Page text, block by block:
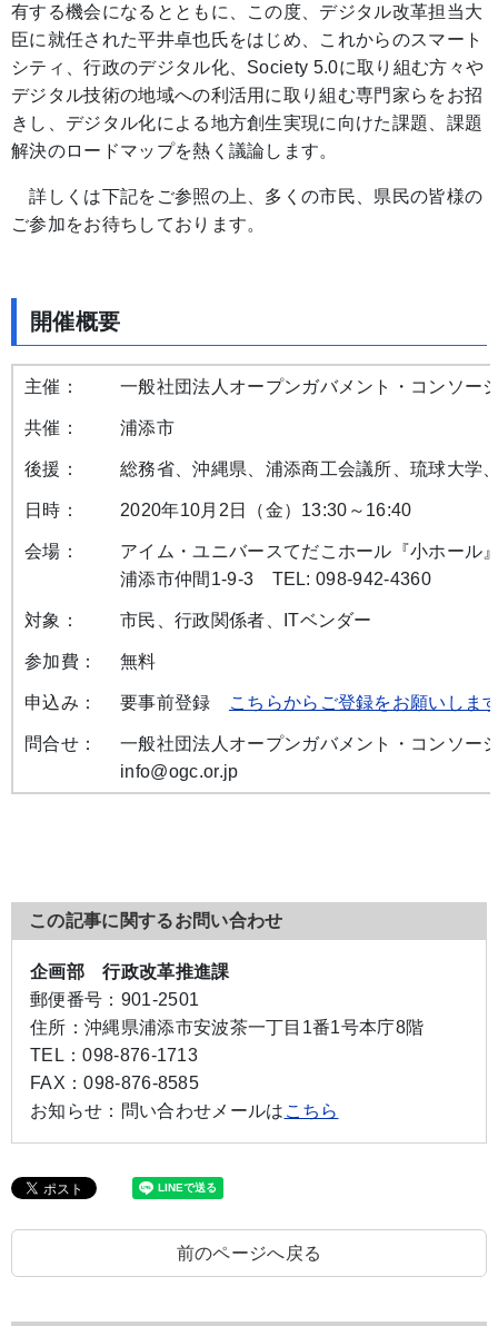
有する機会になるとともに、この度、デジタル改革担当大
臣に就任された平井卓也氏をはじめ、これからのスマート
シティ、行政のデジタル化、Society 5.0に取り組む方々や
デジタル技術の地域への利活用に取り組む専門家らをお招
きし、デジタル化による地方創生実現に向けた課題、課題
解決のロードマップを熱く議論します。
詳しくは下記をご参照の上、多くの市民、県民の皆様の
ご参加をお待ちしております。
開催概要
主催： 一般社団法人オープンガバメント・コンソー
共催： 浦添市
後援： 総務省、沖縄県、浦添商工会議所、琉球大学
日時： 2020年10月2日（金）13:30～16:40
会場：
アイム・ユニバースてだこホール『小ホール
浦添市仲間1-9-3 TEL: 098-942-4360
対象： 市民、行政関係者、ITベンダー
参加費： 無料
申込み： 要事前登録 こちらからご登録をお願いしま
問合せ：
一般社団法人オープンガバメント・コンソー
info@ogc.or.jp
この記事に関するお問い合わせ
企画部 行政改革推進課
郵便番号： 901-2501
住所： 沖縄県浦添市安波茶一丁目1番1号本庁8階
TEL：098-876-1713
FAX：098-876-8585
お知らせ： 問い合わせメールは こちら
前のページへ戻る